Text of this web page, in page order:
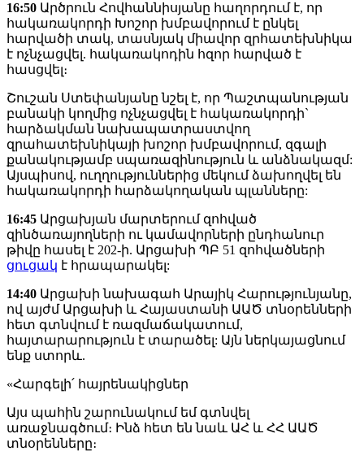
16:50 Արծրուն Հովհաննիսյանը հաղորդում է, որ
հակառակորդի Խոշոր խմբավորում է ընկել
հարվածի տակ, տասնյակ միավոր զրհատեխնիկա
է ոչնչացվել. հակառակոդին հզոր հարված է
հասցվել։
Շուշան Ստեփանյանը նշել է, որ Պաշտպանության
բանակի կողմից ոչնչացվել է հակառակորդի`
հարձակման նախապատրաստվող
զրահատեխնիկայի խոշոր խմբավորում, զգալի
քանակությամբ սպառազինություն և անձնակազմ:
Այսպիսով, ուղղություններից մեկում ձախողվել են
հակառակորդի հարձակողական պլանները:
16:45 Արցախյան մարտերում զոհված
զինծառայողների ու կամավորների ընդհանուր
թիվը հասել է 202-ի. Արցախի ՊԲ 51 զոհվածների
ցուցակ է հրապարակել:
14:40 Արցախի նախագահ Արայիկ Հարությունյանը,
ով այժմ Արցախի և Հայաստանի ԱԱԾ տնօրենների
հետ գտնվում է ռազմաճակատում,
հայտարարություն է տարածել: Այն ներկայացնում
ենք ստորև.
«Հարգելի՛ հայրենակիցներ
Այս պահին շարունակում եմ գտնվել
առաջնագծում։ Ինձ հետ են նաև ԱՀ և ՀՀ ԱԱԾ
տնօրենները։